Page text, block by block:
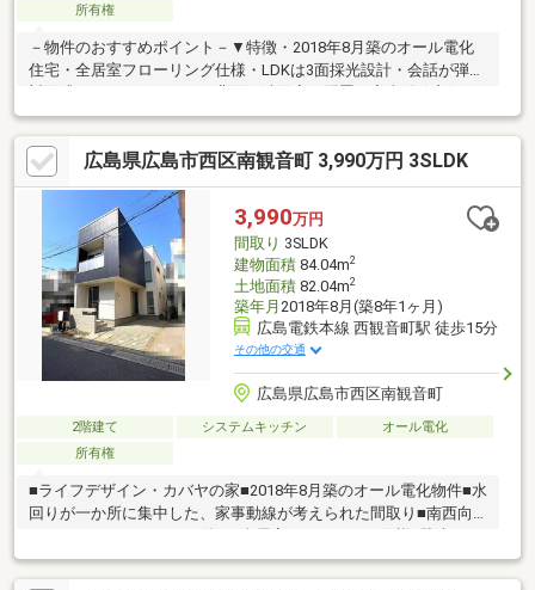
所有権
－物件のおすすめポイント－▼特徴・2018年8月築のオール電化
住宅・全居室フローリング仕様・LDKは3面採光設計・会話が弾む
お顔を合わせやすいリビング階段・南西向きのインナーバルコニ
ー付・駐車スペース1台分有(車種による)▼設備・IHクッキングヒ
ーター・食洗機▼周辺環境・スーパー「スパーク観音店」徒歩5分
(約390m)・観音小学校 徒歩8分(約610m)・観音中学校 徒歩6分(約
410m)■ ご希望の住まい探しをお手伝いします ━━━━━・・・
物件の詳細・ご相談はお気軽にお問い合わせください。
広島県広島市西区南観音町 3,990万円 3SLDK
3,990万円
間取り 3SLDK
建物面積84.04m2
土地面積82.04m2
築年月 2018年8月(築8年1ヶ月)
広島電鉄本線 西観音町駅 徒歩15分
その他の交通
広島県広島市西区南観音町
2階建て システムキッチン
オール電化
所有権
■ライフデザイン・カバヤの家■2018年8月築のオール電化物件■水
回りが一か所に集中した、家事動線が考えられた間取り■南西向
ース1台分有り（車種による）